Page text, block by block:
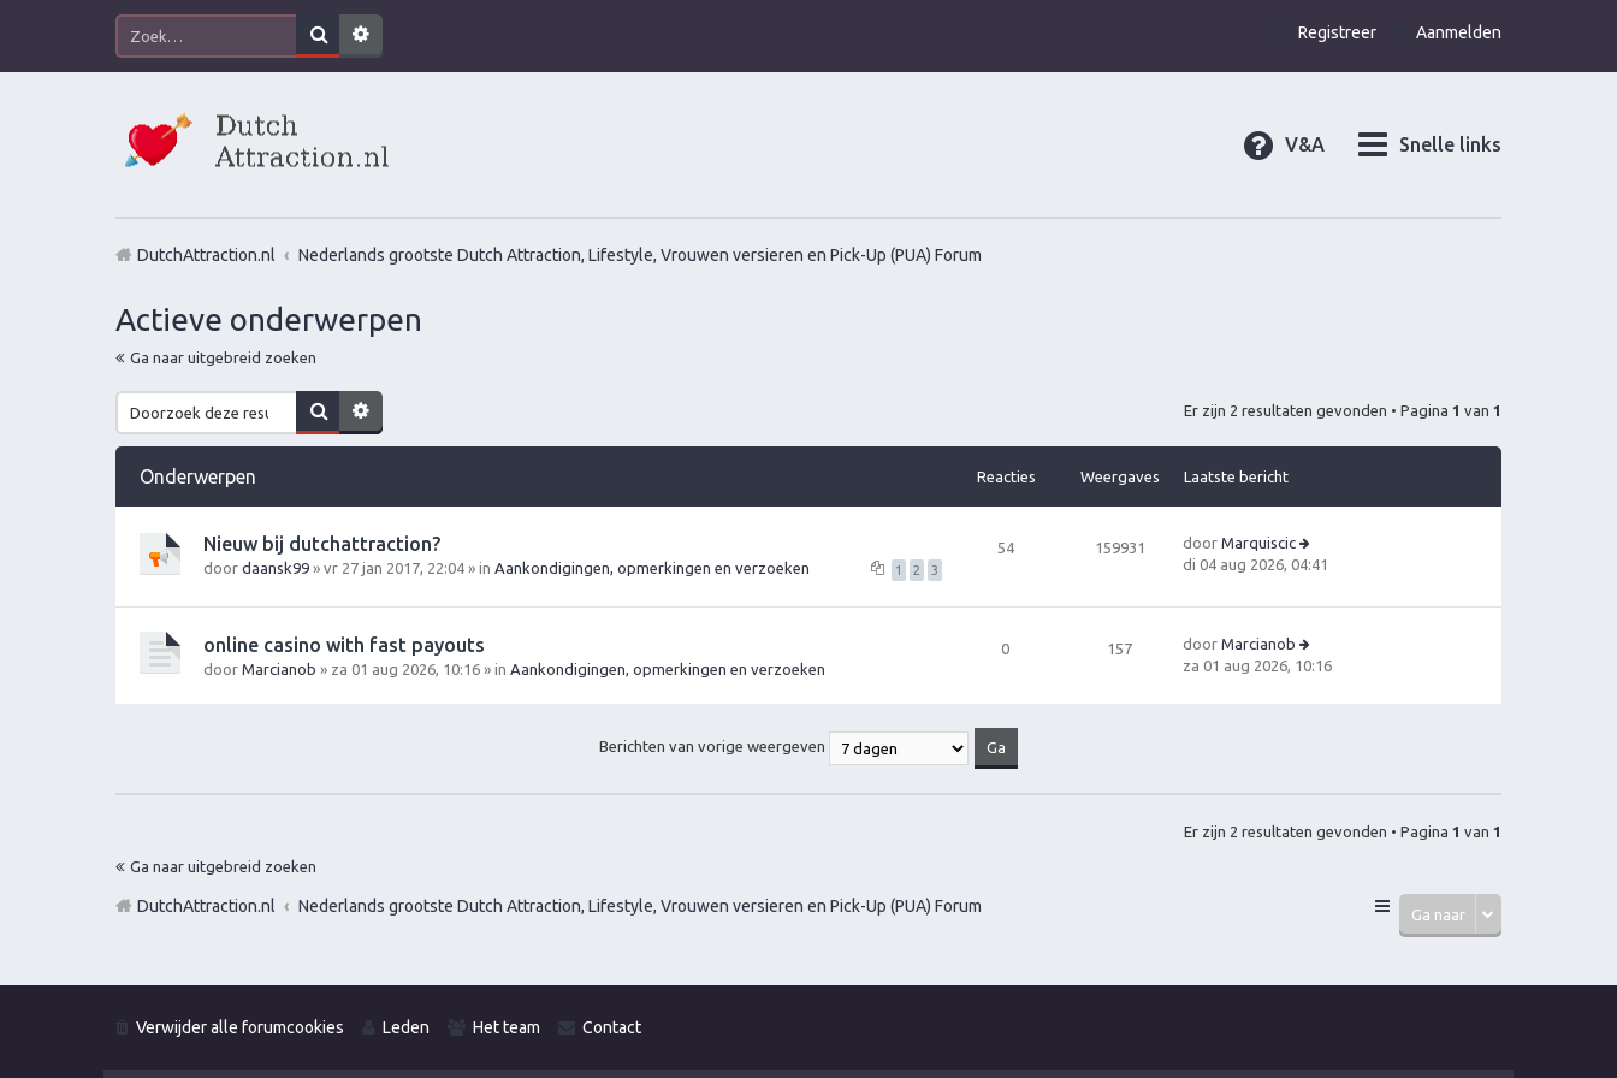
Aanmelden
Registreer
Snelle links
V&A
DutchAttraction.nl Nederlands grootste Dutch Attraction, Lifestyle, Vrouwen versieren en Pick-Up (PUA) Forum
Actieve onderwerpen
Ga naar uitgebreid zoeken
Er zijn 2 resultaten gevonden • Pagina 1 van 1
Onderwerpen Reacties Weergaves Laatste bericht
Nieuw bij dutchattraction?
1 2 3
door daansk99 » vr 27 jan 2017, 22:04 » in Aankondigingen, opmerkingen en verzoeken
54 159931 door Marquiscic
B
ki
la
a
di 04 aug 2026, 04:41
online casino with fast payouts
door Marcianob » za 01 aug 2026, 10:16 » in Aankondigingen, opmerkingen en verzoeken
0 157 door Marcianob
B
e
za 01 aug 2026, 10:16
Berichten van vorige weergeven
Er zijn 2 resultaten gevonden • Pagina 1 van 1
Ga naar uitgebreid zoeken
Ga naar
DutchAttraction.nl Nederlands grootste Dutch Attraction, Lifestyle, Vrouwen versieren en Pick-Up (PUA) Forum
Verwijder alle forumcookies Leden Het team Contact